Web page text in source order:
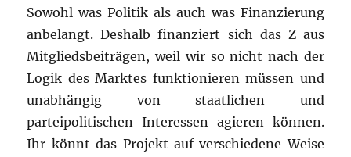
Sowohl was Politik als auch was Finanzierung
anbelangt. Deshalb finanziert sich das Z aus
Mitgliedsbeiträgen, weil wir so nicht nach der
Logik des Marktes funktionieren müssen und
unabhängig von staatlichen und
parteipolitischen Interessen agieren können.
Ihr könnt das Projekt auf verschiedene Weise